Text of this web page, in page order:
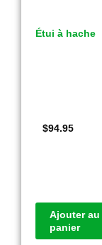
Étui à hache
$94.95
Ajouter au
panier